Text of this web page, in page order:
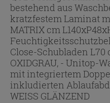
bestehend aus
kratzfestem Laminat
MATRIX cm
Close-Schubladen
OXIDGRAU, - Unitop-
mit integriertem
inkludierten
WEISS GLÄNZEND